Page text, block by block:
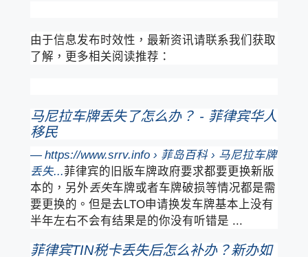
由于信息发布时效性，最新资讯请联系我们获取
了解，更多相关阅读推荐：
马尼拉车牌丢失了怎么办？ - 菲律宾华人
移民
https://www.srrv.info › 菲岛百科 › 马尼拉车牌
丢失... 菲律宾的旧版车牌政府要求都要更换新版
本的，另外丢失车牌或者车牌破损等情况都是需
要更换的。但是去LTO申请换发车牌基本上没有
半年左右不会有结果是的你没有听错是 ...
菲律宾TIN税卡丢失后怎么补办？新办如